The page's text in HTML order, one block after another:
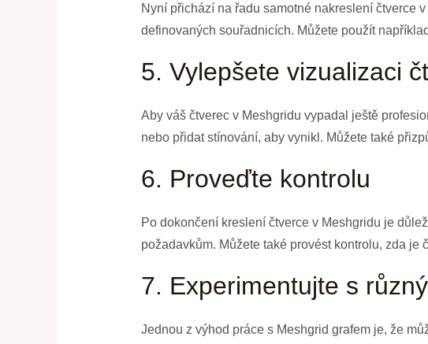
Nyní přichází na řadu samotné nakreslení čtverce
definovaných souřadnicích. Můžete použít
5. Vylepšete vizualizaci
Aby váš čtverec v Meshgridu vypadal ještě
nebo přidat stínování, aby vynikl. Můžete také
6. Proveďte kontrolu
Po dokončení kreslení čtverce v Meshgridu je
požadavkům. Můžete také provést kontrolu, zda
7. Experimentujte s
Jednou z výhod práce s Meshgrid grafem je, že